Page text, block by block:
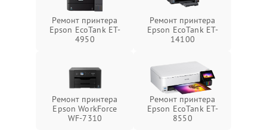
Ремонт принтера
Epson EcoTank ET-
4950
Ремонт принтера
Epson EcoTank ET-
14100
Ремонт принтера
Epson WorkForce
WF-7310
Ремонт принтера
Epson EcoTank ET-
8550